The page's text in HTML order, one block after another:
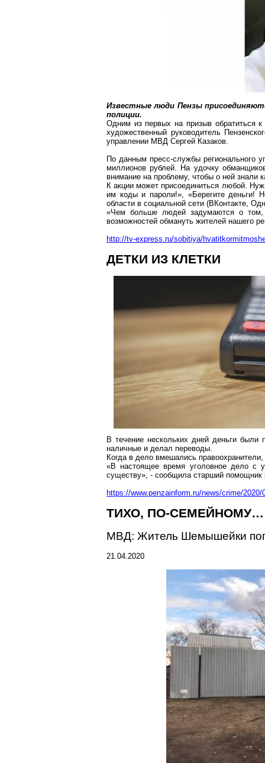
Известные люди Пензы
полиции.
Одним из первых на призыв обратиться
художественный руководитель
управлении МВД Сергей Казаков.
По данным пресс-службы регионального
миллионов рублей. На удочку
внимание на проблему, чтобы о ней знали
К акции может присоединиться любой.
им коды и пароли!», «Берегите деньги!
области в социальной сети (ВКонтакте,
«Чем больше людей задумаются о том,
возможностей обмануть жителей нашего
http://tv-express.ru/sobitiya/
ДЕТКИ ИЗ КЛЕТКИ
В течение нескольких дней деньги
наличные и делал переводы.
Когда в дело вмешались
«В настоящее время уголовное дело с
существу», - сообщила старший помощник
https://www.penzainform.ru/news/crime/
ТИХО, ПО-СЕМЕЙНОМУ…
МВД: Житель Шемышейки
21.04.2020